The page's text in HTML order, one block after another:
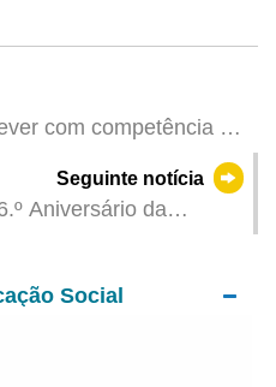
com competência e
cargos e a contribuir
melhor da RAEM
Seguinte notícia
Aniversário da
da Marcha”
Social